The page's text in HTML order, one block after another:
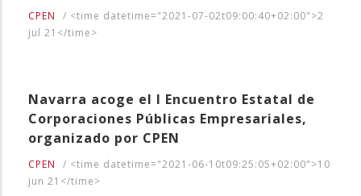
CPEN / <time datetime="2021-07-02t09:00:40+02:00">2
jul 21</time>
Navarra acoge el I Encuentro Estatal de
Corporaciones Públicas Empresariales,
organizado por CPEN
CPEN / <time datetime="2021-06-10t09:25:05+02:00">10
jun 21</time>